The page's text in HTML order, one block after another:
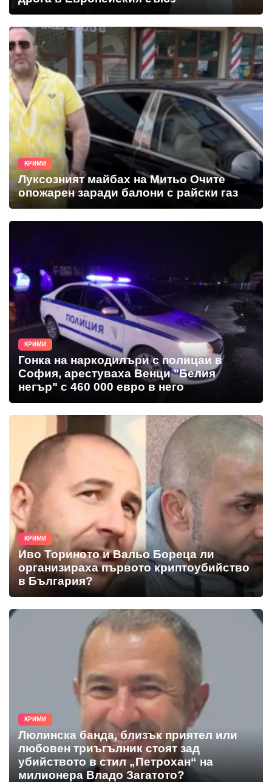
КРИМИ
Луксозният майбах на Митьо Очите
опожарен заради балони с райски газ
КРИМИ
Гонка на наркодилъри с полицаи в
София, арестуваха Венци "Белия
негър" с 460 000 евро в него
КРИМИ
Иво Ториното и Вальо Бореца ли
организираха първото криптоубийство
в България?
КРИМИ
Люлинска банда, близък приятел или
любовен триъгълник стоят зад
убийството в стил „Петрохан“ на
милионера Владо Загатото?